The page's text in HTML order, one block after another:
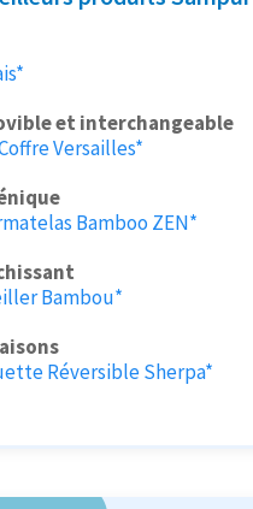
et interchangeable
Versailles*
Bamboo ZEN*
Bambou*
Réversible Sherpa*